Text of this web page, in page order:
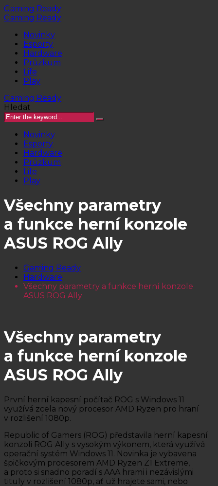
Gaming Ready
Gaming Ready
Novinky
Esporty
Hardware
Průzkum
Life
Play
Gaming Ready
Hledat
Novinky
Esporty
Hardware
Průzkum
Life
Play
Všechny parametry
a funkce herní konzole
ASUS ROG Ally
Gaming Ready
Hardware
Všechny parametry a funkce herní konzole
ASUS ROG Ally
Všechny parametry
a funkce herní konzole
ASUS ROG Ally
První herní kapesní počítač ROG s Windows 11
využívá zcela nový procesor AMD Ryzen pro hraní
v rozlišení 1080p.
Republic of Gamers (ROG) představila herní kapesní
konzoli ROG Ally s vysokým výkonem, která využívá
operační systém Windows 11. Novinka je vybavena
špičkovým procesorem AMD Ryzen Z1 Extreme,
a proto si snadno poradí s AAA hrami i nezávislými
tituly v rozlišení 1080p, ať už hrajete sami, nebo